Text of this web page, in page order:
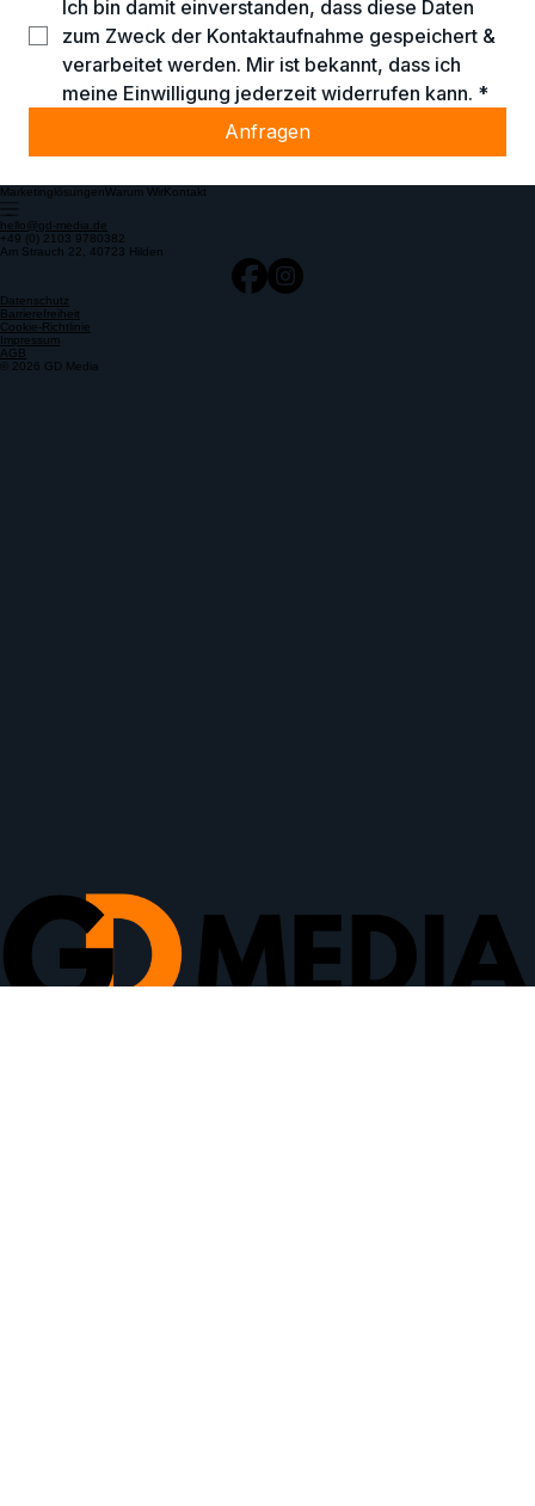
Ich bin damit einverstanden, dass diese Daten
zum Zweck der Kontaktaufnahme gespeichert &
verarbeitet werden. Mir ist bekannt, dass ich
meine Einwilligung jederzeit widerrufen kann. *
Anfragen
hello@gd-media.de
+49 (0) 2103 9780382
Datenschutz
Barrierefreiheit
Cookie-Richtlinie
Impressum
AGB